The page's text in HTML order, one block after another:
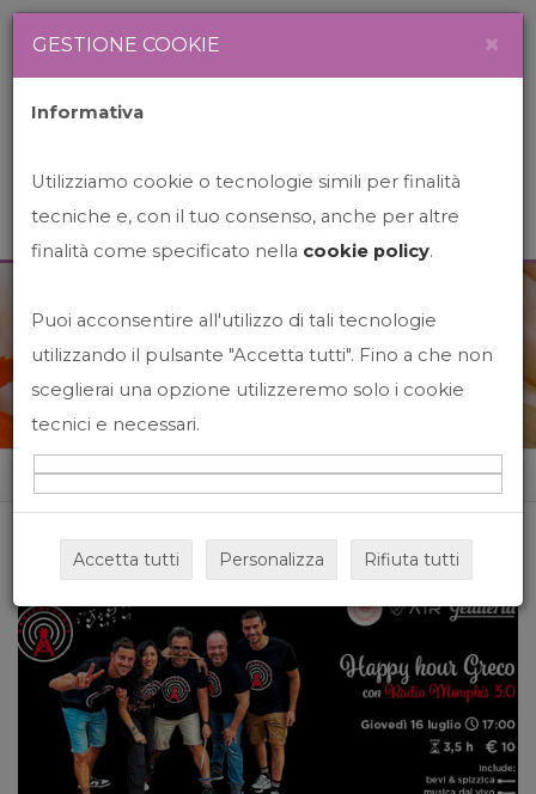
News&Events
Home News&events
GESTIONE COOKIE ×
Informativa
Utilizziamo cookie o tecnologie simili per finalità
tecniche e, con il tuo consenso, anche per altre
finalità come specificato nella cookie policy.
Puoi acconsentire all'utilizzo di tali tecnologie
utilizzando il pulsante "Accetta tutti". Fino a che non
sceglierai una opzione utilizzeremo solo i cookie
tecnici e necessari.
Accetta tutti Personalizza Rifiuta tutti